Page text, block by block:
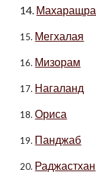
14. Махаращра
15. Мегхалая
16. Мизорам
17. Нагаланд
18. Ориса
19. Панджаб
20. Раджастхан